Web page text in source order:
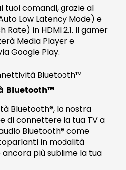
tuoi comandi, grazie al
Low Latency Mode) e
Rate) in HDMI 2.1. Il gamer
Media Player e
Google Play.
Bluetooth™
Bluetooth®, la nostra
di connettere la tua TV a
Bluetooth® come
in modalità
più sublime la tua